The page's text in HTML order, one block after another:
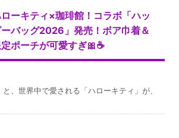
ーキティ×珈琲館！コラボ「ハッ
ーバッグ2026」発売！ボア巾着＆
ポーチが可愛すぎ🎀☕
、世界中で愛される「ハローキティ」が、